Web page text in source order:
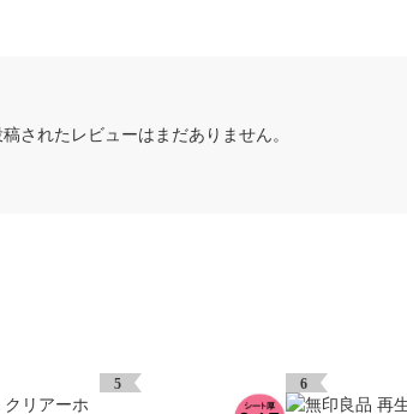
稿されたレビューはまだありません。
5 6